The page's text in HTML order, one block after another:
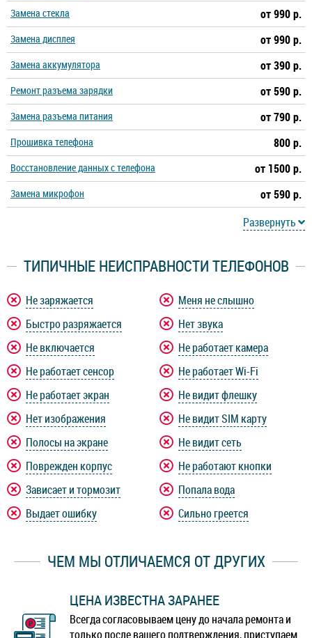
Замена стекла от 990 р.
Замена дисплея от 990 р.
Замена аккумулятора от 390 р.
Ремонт разъема зарядки от 590 р.
Замена разъема питания от 790 р.
Прошивка телефона 800 р.
Восстановление данных с телефона от 1500 р.
Замена микрофон
от 590 р.
Развернуть
ТИПИЧНЫЕ НЕИСПРАВНОСТИ ТЕЛЕФОНОВ
Не заряжается
Быстро разряжается
Не включается
Не работает сенсор
Не работает экран
Нет изображения
Полосы на экране
Поврежден корпус
Зависает и тормозит
Выдает ошибку
Меня не слышно
Нет звука
Не работает камера
Не работает Wi-Fi
Не видит флешку
Не видит SIM карту
Не видит сеть
Не работают кнопки
Попала вода
Сильно греется
ЧЕМ МЫ ОТЛИЧАЕМСЯ ОТ ДРУГИХ
ЦЕНА ИЗВЕСТНА ЗАРАНЕЕ
Всегда согласовываем цену до начала ремонта и
только после вашего подтверждения, приступаем